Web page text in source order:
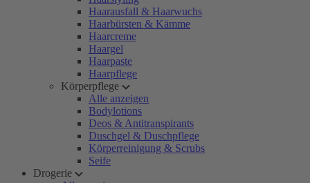
Haarausfall & Haarwuchs
Haarbürsten & Kämme
Haarcreme
Haargel
Haarpaste
Haarpflege
Körperpflege
Alle anzeigen
Bodylotions
Deos & Antitranspirants
Duschgel & Duschpflege
Körperreinigung & Scrubs
Seife
Drogerie